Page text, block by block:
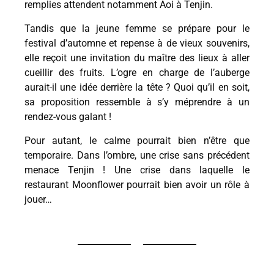
remplies attendent notamment Aoi à Tenjin.
Tandis que la jeune femme se prépare pour le
festival d’automne et repense à de vieux souvenirs,
elle reçoit une invitation du maître des lieux à aller
cueillir des fruits. L’ogre en charge de l’auberge
aurait-il une idée derrière la tête ? Quoi qu’il en soit,
sa proposition ressemble à s’y méprendre à un
rendez-vous galant !
Pour autant, le calme pourrait bien n’être que
temporaire. Dans l’ombre, une crise sans précédent
menace Tenjin ! Une crise dans laquelle le
restaurant Moonflower pourrait bien avoir un rôle à
jouer…